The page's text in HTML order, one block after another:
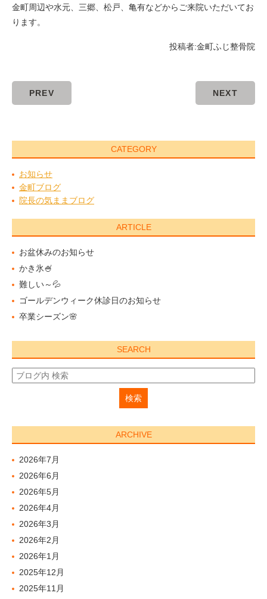
金町周辺や水元、三郷、松戸、亀有などからご来院いただいてお
ります。
投稿者:金町ふじ整骨院
PREV NEXT
CATEGORY
お知らせ
金町ブログ
院長の気ままブログ
ARTICLE
お盆休みのお知らせ
かき氷🍧
難しい～💦
ゴールデンウィーク休診日のお知らせ
卒業シーズン🌸
SEARCH
ARCHIVE
2026年7月
2026年6月
2026年5月
2026年4月
2026年3月
2026年2月
2026年1月
2025年12月
2025年11月